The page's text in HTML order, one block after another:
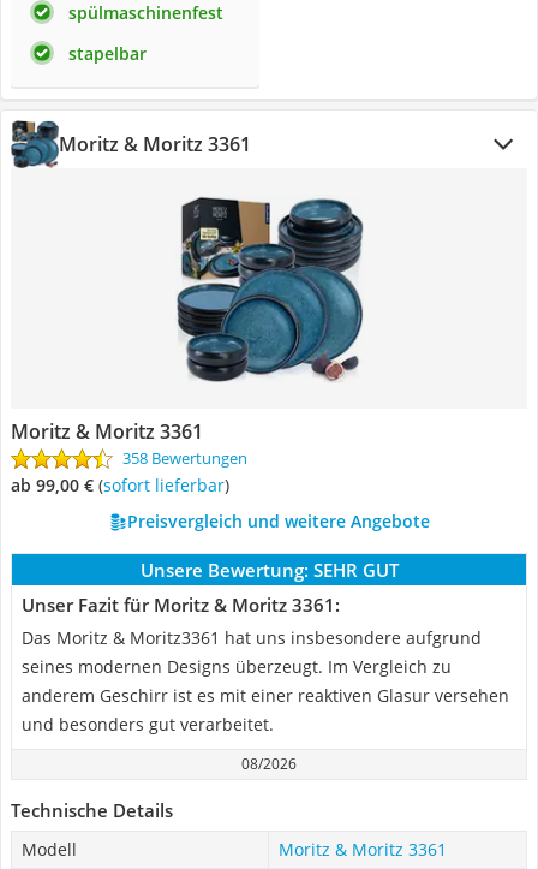
spülmaschinenfest
stapelbar
Moritz & Moritz 3361
Moritz & Moritz 3361
358 Bewertungen
ab 99,00 € ( Sofort lieferbar)
Preisvergleich und weitere Angebote
Unsere Bewertung: SEHR GUT
Unser Fazit für Moritz & Moritz 3361:
Das Moritz & Moritz3361 hat uns insbesondere aufgrund
seines modernen Designs überzeugt. Im Vergleich zu
anderem Geschirr ist es mit einer reaktiven Glasur versehen
und besonders gut verarbeitet.
08/2026
Technische Details
Modell
Moritz & Moritz 3361